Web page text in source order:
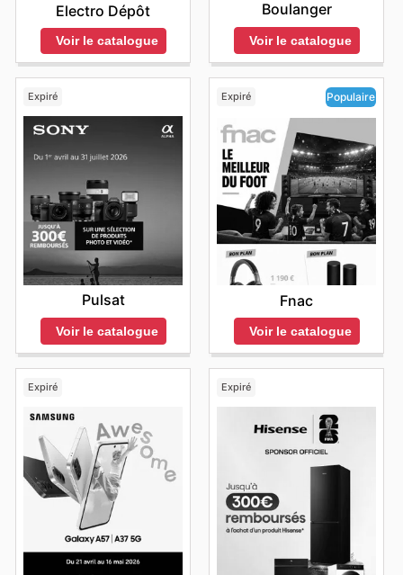
Electro Dépôt
Voir le catalogue
Boulanger
Voir le catalogue
Expiré
Pulsat
Voir le catalogue
Expiré Populaire
Fnac
Voir le catalogue
Expiré Expiré